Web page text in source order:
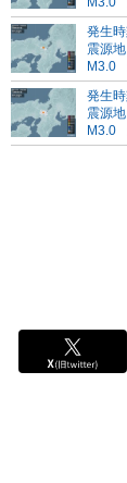
発生
震源
M3.0
発生
震源
M3.0